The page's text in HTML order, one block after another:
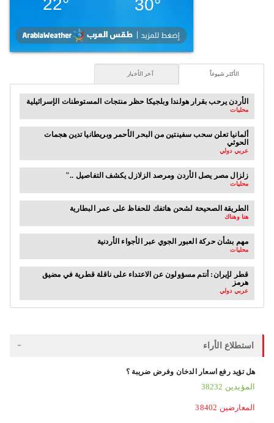
الأكثر شيوعاً آخر الأخبار
الأردن يرحب بقرار هولندا وبلجيكا حظر منتجات المستوطنات الإسرائيلية
محليات
ألمانيا تعلن سحب سفينتين من البحر الأحمر وبريطانيا تدين هجمات
الحوثي
عربي دولي
".. زلزال مصر يصل الأردن ومرصد الزلازل يكشف التفاصيل
محليات
الطريقة الصحيحة لشحن هاتفك للحفاظ على عمر البطارية
هنا وهناك
مهم بشأن حركة العبور الجوي عبر الأجواء الأردنية
محليات
قطر لإيران: أنتم مسؤولون عن الاعتداء على ناقلة قطرية في مضيق
هرمز
عربي دولي
استطلاع الأراء
هل تؤيد رفع اسعار الدخان وفرض ضريبة ؟
38232 المؤيدين
38402 المعارضين